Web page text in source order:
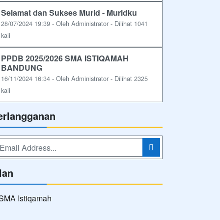
Selamat dan Sukses Murid - Muridku
28/07/2024 19:39 - Oleh Administrator - Dilihat 1041
kali
PPDB 2025/2026 SMA ISTIQAMAH
BANDUNG
16/11/2024 16:34 - Oleh Administrator - Dilihat 2325
kali